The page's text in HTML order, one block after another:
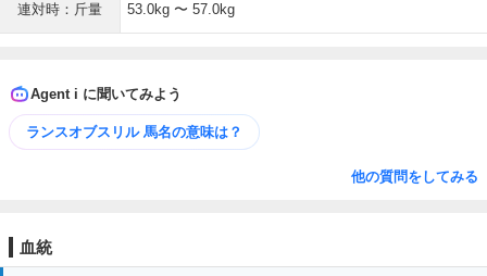
連対時：斤量 53.0kg 〜 57.0kg
Agent i に聞いてみよう
ランスオブスリル 馬名の意味は？
他の質問をしてみる
血統